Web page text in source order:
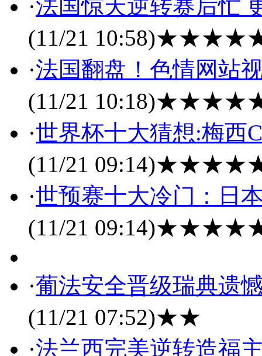
·法国惊天逆转赛后忙
(11/21 10:58)
·法国翻盘！色情网站
(11/21 10:18)
·世界杯十大猜想:梅西
(11/21 09:14)
·世预赛十大冷门：日
(11/21 09:14)
·葡法安全晋级瑞典遗
(11/21 07:52)★★
·法兰西完美逆转造福